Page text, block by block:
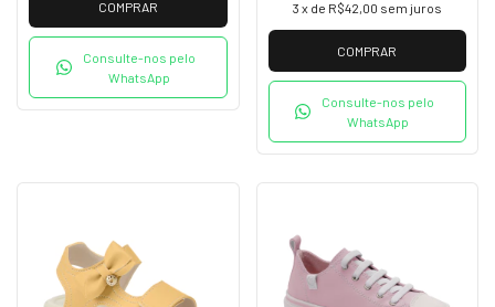
COMPRAR
Consulte-nos pelo
WhatsApp
3 x de R$42,00 sem juros
COMPRAR
Consulte-nos pelo
WhatsApp